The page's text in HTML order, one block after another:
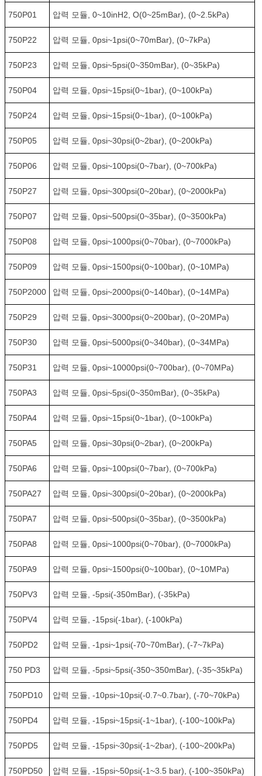
750P01 압력 모듈, 0~10inH2, O(0~25mBar), (0~2.5kPa)
750P22 압력 모듈, 0psi~1psi(0~70mBar), (0~7kPa)
750P23 압력 모듈, 0psi~5psi(0~350mBar), (0~35kPa)
750P04 압력 모듈, 0psi~15psi(0~1bar), (0~100kPa)
750P24 압력 모듈, 0psi~15psi(0~1bar), (0~100kPa)
750P05 압력 모듈, 0psi~30psi(0~2bar), (0~200kPa)
750P06 압력 모듈, 0psi~100psi(0~7bar), (0~700kPa)
750P27 압력 모듈, 0psi~300psi(0~20bar), (0~2000kPa)
750P07 압력 모듈, 0psi~500psi(0~35bar), (0~3500kPa)
750P08 압력 모듈, 0psi~1000psi(0~70bar), (0~7000kPa)
750P09 압력 모듈, 0psi~1500psi(0~100bar), (0~10MPa)
750P2000 압력 모듈, 0psi~2000psi(0~140bar), (0~14MPa)
750P29 압력 모듈, 0psi~3000psi(0~200bar), (0~20MPa)
750P30 압력 모듈, 0psi~5000psi(0~340bar), (0~34MPa)
750P31 압력 모듈, 0psi~10000psi(0~700bar), (0~70MPa)
750PA3 압력 모듈, 0psi~5psi(0~350mBar), (0~35kPa)
750PA4 압력 모듈, 0psi~15psi(0~1bar), (0~100kPa)
750PA5 압력 모듈, 0psi~30psi(0~2bar), (0~200kPa)
750PA6 압력 모듈, 0psi~100psi(0~7bar), (0~700kPa)
750PA27 압력 모듈, 0psi~300psi(0~20bar), (0~2000kPa)
750PA7 압력 모듈, 0psi~500psi(0~35bar), (0~3500kPa)
750PA8 압력 모듈, 0psi~1000psi(0~70bar), (0~7000kPa)
750PA9 압력 모듈, 0psi~1500psi(0~100bar), (0~10MPa)
750PV3 압력 모듈, -5psi(-350mBar), (-35kPa)
750PV4 압력 모듈, -15psi(-1bar), (-100kPa)
750PD2 압력 모듈, -1psi~1psi(-70~70mBar), (-7~7kPa)
750 PD3 압력 모듈, -5psi~5psi(-350~350mBar), (-35~35kPa)
750PD10 압력 모듈, -10psi~10psi(-0.7~0.7bar), (-70~70kPa)
750PD4 압력 모듈, -15psi~15psi(-1~1bar), (-100~100kPa)
750PD5 압력 모듈, -15psi~30psi(-1~2bar), (-100~200kPa)
750PD50 압력 모듈, -15psi~50psi(-1~3.5 bar), (-100~350kPa)